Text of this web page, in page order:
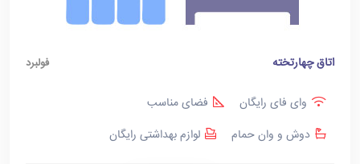
اتاق چهارتخته فولبرد
وای فای رایگان
فضای مناسب
دوش و وان حمام
لوازم بهداشتی رایگان